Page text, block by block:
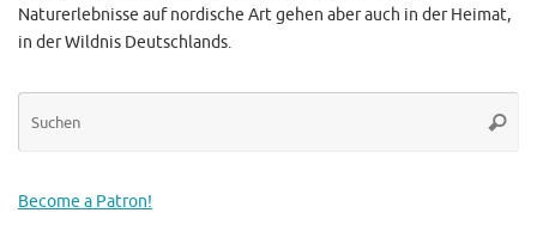
Naturerlebnisse auf nordische Art gehen aber auch in der Heimat,
in der Wildnis Deutschlands.
Become a Patron!